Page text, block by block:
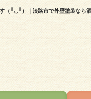
（╹◡╹）｜淡路市で外壁塗装なら